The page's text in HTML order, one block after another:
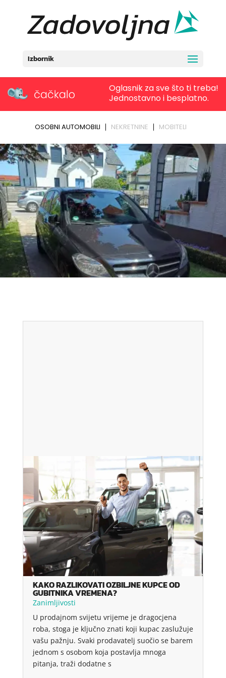
Izbornik
KAKO RAZLIKOVATI OZBILJNE KUPCE OD
GUBITNIKA VREMENA?
Zanimljivosti
U prodajnom svijetu vrijeme je dragocjena
roba, stoga je ključno znati koji kupac zaslužuje
vašu pažnju. Svaki prodavatelj suočio se barem
jednom s osobom koja postavlja mnoga
pitanja, traži dodatne s